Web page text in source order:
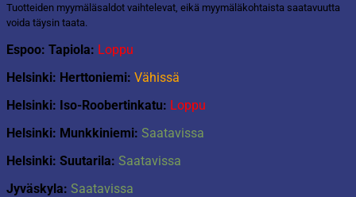
Tuotteiden myymäläsaldot vaihtelevat, eikä myymäläkohtaista saatavuutta
voida täysin taata.
Espoo: Tapiola: Loppu
Helsinki: Herttoniemi: Vähissä
Helsinki: Iso-Roobertinkatu: Loppu
Helsinki: Munkkiniemi: Saatavissa
Helsinki: Suutarila: Saatavissa
Jyväskyla: Saatavissa